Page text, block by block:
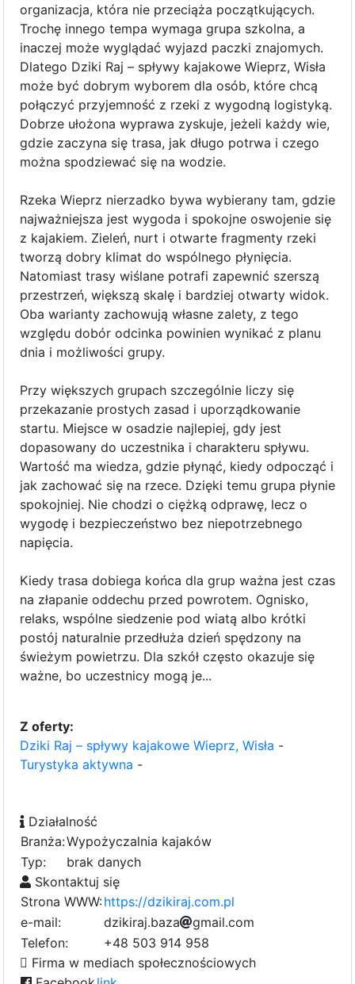
organizacja, która nie przeciąża początkujących.
Trochę innego tempa wymaga grupa szkolna, a
inaczej może wyglądać wyjazd paczki znajomych.
Dlatego Dziki Raj – spływy kajakowe Wieprz, Wisła
może być dobrym wyborem dla osób, które chcą
połączyć przyjemność z rzeki z wygodną logistyką.
Dobrze ułożona wyprawa zyskuje, jeżeli każdy wie,
gdzie zaczyna się trasa, jak długo potrwa i czego
można spodziewać się na wodzie.
Rzeka Wieprz nierzadko bywa wybierany tam, gdzie
najważniejsza jest wygoda i spokojne oswojenie się
z kajakiem. Zieleń, nurt i otwarte fragmenty rzeki
tworzą dobry klimat do wspólnego płynięcia.
Natomiast trasy wiślane potrafi zapewnić szerszą
przestrzeń, większą skalę i bardziej otwarty widok.
Oba warianty zachowują własne zalety, z tego
względu dobór odcinka powinien wynikać z planu
dnia i możliwości grupy.
Przy większych grupach szczególnie liczy się
przekazanie prostych zasad i uporządkowanie
startu. Miejsce w osadzie najlepiej, gdy jest
dopasowany do uczestnika i charakteru spływu.
Wartość ma wiedza, gdzie płynąć, kiedy odpocząć i
jak zachować się na rzece. Dzięki temu grupa płynie
spokojniej. Nie chodzi o ciężką odprawę, lecz o
wygodę i bezpieczeństwo bez niepotrzebnego
napięcia.
Kiedy trasa dobiega końca dla grup ważna jest czas
na złapanie oddechu przed powrotem. Ognisko,
relaks, wspólne siedzenie pod wiatą albo krótki
postój naturalnie przedłuża dzień spędzony na
świeżym powietrzu. Dla szkół często okazuje się
ważne, bo uczestnicy mogą je...
Z oferty:
Dziki Raj – spływy kajakowe Wieprz, Wisła -
Turystyka aktywna -
Działalność
Branża:Wypożyczalnia kajaków
Typ:
brak danych
Skontaktuj się
Strona WWW:https://dzikiraj.com.pl
e-mail:
dzikirae
e
f
j.baza gmail.e
com
Telefon:
+48 503 914 958
Firma w mediach społecznościowych